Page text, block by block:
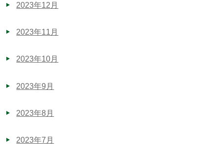
2023年12月
2023年11月
2023年10月
2023年9月
2023年8月
2023年7月